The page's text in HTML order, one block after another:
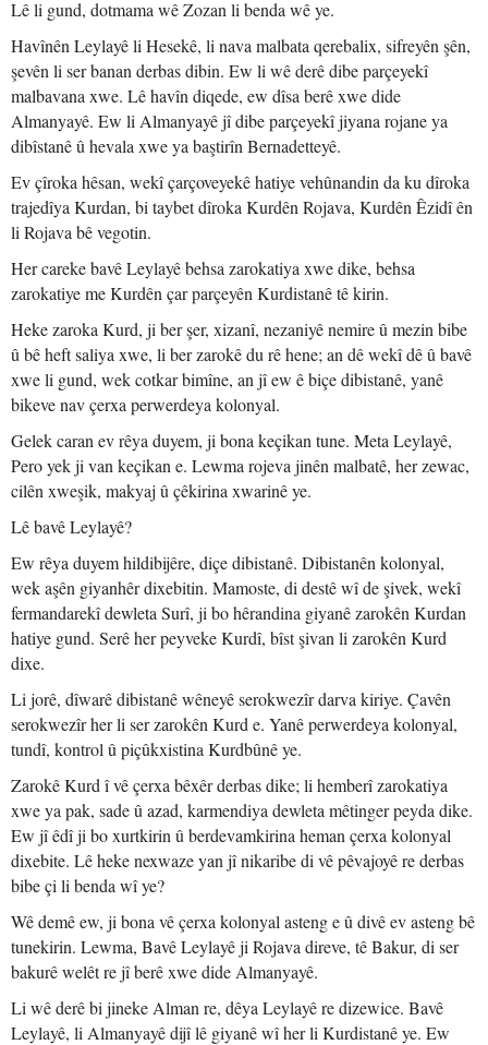
Lê li gund, dotmama wê Zozan li benda wê ye.
Havînên Leylayê li Hesekê, li nava malbata qerebalix, sifreyên şên,
şevên li ser banan derbas dibin. Ew li wê derê dibe parçeyekî
malbavana xwe. Lê havîn diqede, ew dîsa berê xwe dide
Almanyayê. Ew li Almanyayê jî dibe parçeyekî jiyana rojane ya
dibîstanê û hevala xwe ya baştirîn Bernadetteyê.
Ev çîroka hêsan, wekî çarçoveyekê hatiye vehûnandin da ku dîroka
trajedîya Kurdan, bi taybet dîroka Kurdên Rojava, Kurdên Êzidî ên
li Rojava bê vegotin.
Her careke bavê Leylayê behsa zarokatiya xwe dike, behsa
zarokatiye me Kurdên çar parçeyên Kurdistanê tê kirin.
Heke zaroka Kurd, ji ber şer, xizanî, nezaniyê nemire û mezin bibe
û bê heft saliya xwe, li ber zarokê du rê hene; an dê wekî dê û bavê
xwe li gund, wek cotkar bimîne, an jî ew ê biçe dibistanê, yanê
bikeve nav çerxa perwerdeya kolonyal.
Gelek caran ev rêya duyem, ji bona keçikan tune. Meta Leylayê,
Pero yek ji van keçikan e. Lewma rojeva jinên malbatê, her zewac,
cilên xweşik, makyaj û çêkirina xwarinê ye.
Lê bavê Leylayê?
Ew rêya duyem hildibijêre, diçe dibistanê. Dibistanên kolonyal,
wek aşên giyanhêr dixebitin. Mamoste, di destê wî de şivek, wekî
fermandarekî dewleta Surî, ji bo hêrandina giyanê zarokên Kurdan
hatiye gund. Serê her peyveke Kurdî, bîst şivan li zarokên Kurd
dixe.
Li jorê, dîwarê dibistanê wêneyê serokwezîr darva kiriye. Çavên
serokwezîr her li ser zarokên Kurd e. Yanê perwerdeya kolonyal,
tundî, kontrol û piçûkxistina Kurdbûnê ye.
Zarokê Kurd î vê çerxa bêxêr derbas dike; li hemberî zarokatiya
xwe ya pak, sade û azad, karmendiya dewleta mêtinger peyda dike.
Ew jî êdî ji bo xurtkirin û berdevamkirina heman çerxa kolonyal
dixebite. Lê heke nexwaze yan jî nikaribe di vê pêvajoyê re derbas
bibe çi li benda wî ye?
Wê demê ew, ji bona vê çerxa kolonyal asteng e û divê ev asteng bê
tunekirin. Lewma, Bavê Leylayê ji Rojava direve, tê Bakur, di ser
bakurê welêt re jî berê xwe dide Almanyayê.
Li wê derê bi jineke Alman re, dêya Leylayê re dizewice. Bavê
Leylayê, li Almanyayê dijî lê giyanê wî her li Kurdistanê ye. Ew